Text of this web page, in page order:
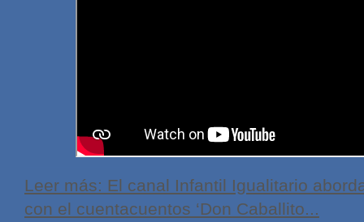
Leer más: El canal Infantil Igualitario
con el cuentacuentos ‘Don Caballito...